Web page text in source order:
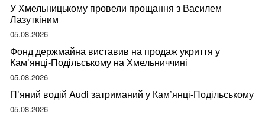
У Хмельницькому провели прощання з Василем
Лазуткіним
05.08.2026
Фонд держмайна виставив на продаж укриття у
Кам’янці-Подільському на Хмельниччині
05.08.2026
П’яний водій Audi затриманий у Кам’янці-Подільському
05.08.2026